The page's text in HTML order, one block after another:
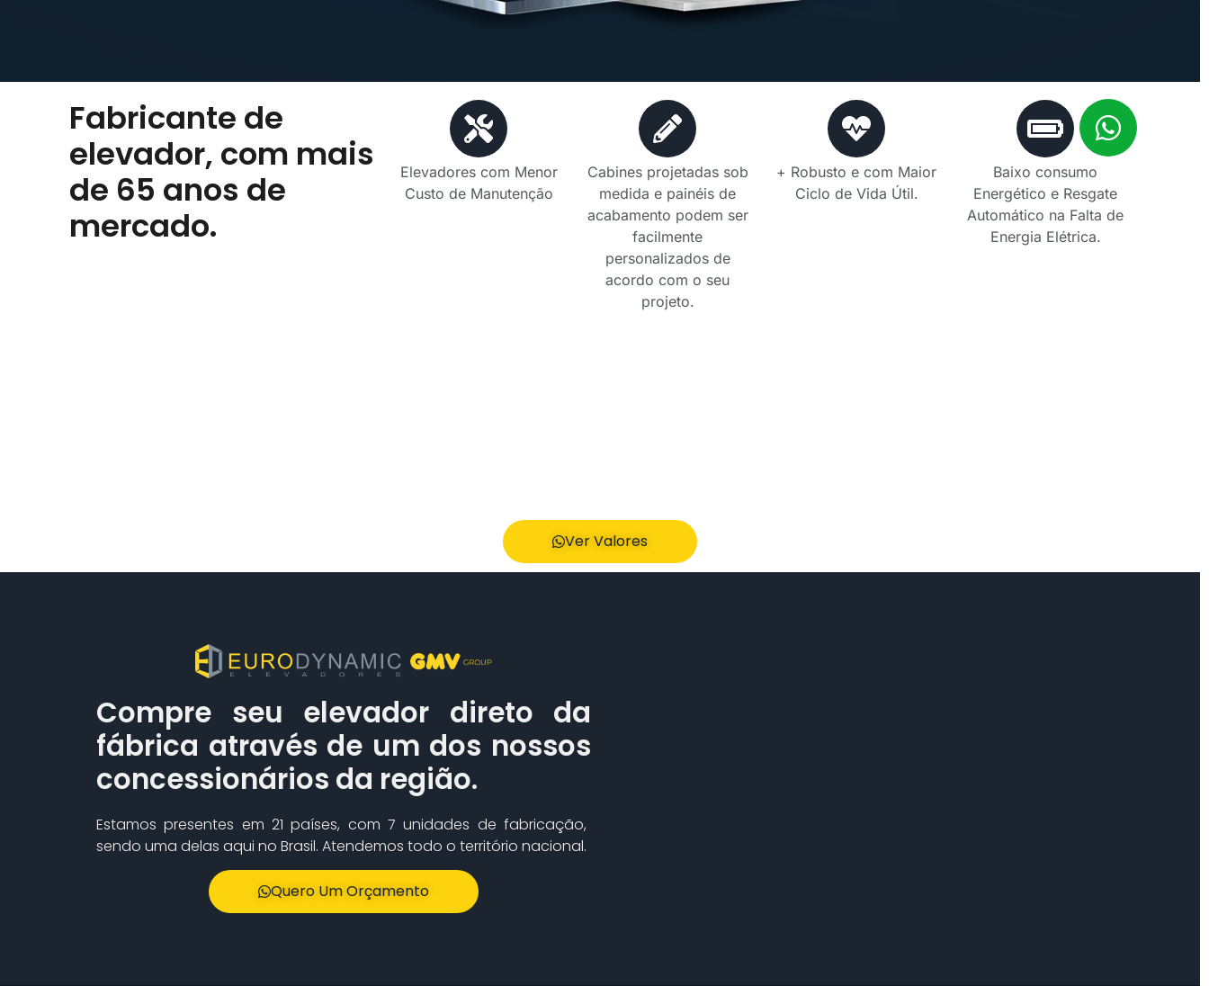
Fabricante de
elevador, com mais
de 65 anos de
mercado.
Elevadores com Menor
Custo de Manutenção
Cabines projetadas sob
medida e painéis de
acabamento podem ser
facilmente
personalizados de
acordo com o seu
projeto.
+ Robusto e com Maior
Ciclo de Vida Útil.
Baixo consumo
Energético e Resgate
Automático na Falta de
Energia Elétrica.
Ver Valores
Compre seu elevador direto da
fábrica através de um dos nossos
concessionários da região.
Estamos presentes em 21 países, com 7 unidades de fabricação,
sendo uma delas aqui no Brasil. Atendemos todo o território nacional.
Quero Um Orçamento